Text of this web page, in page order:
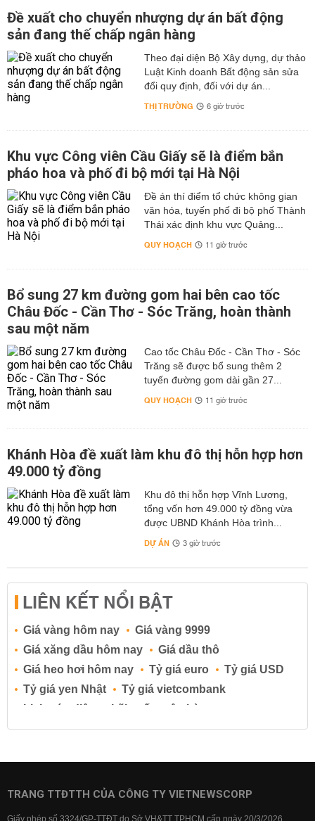
Đề xuất cho chuyển nhượng dự án bất động
sản đang thế chấp ngân hàng
Theo đại diện Bộ Xây dựng, dự thảo
Luật Kinh doanh Bất động sản sửa
đổi quy định, đối với dự án...
THỊ TRƯỜNG 6 giờ trước
Khu vực Công viên Cầu Giấy sẽ là điểm bắn
pháo hoa và phố đi bộ mới tại Hà Nội
Đề án thí điểm tổ chức không gian
văn hóa, tuyến phố đi bộ phố Thành
Thái xác định khu vực Quảng...
QUY HOẠCH 11 giờ trước
Bổ sung 27 km đường gom hai bên cao tốc
Châu Đốc - Cần Thơ - Sóc Trăng, hoàn thành
sau một năm
Cao tốc Châu Đốc - Cần Thơ - Sóc
Trăng sẽ được bổ sung thêm 2
tuyến đường gom dài gần 27...
QUY HOẠCH 11 giờ trước
Khánh Hòa đề xuất làm khu đô thị hỗn hợp hơn
49.000 tỷ đồng
Khu đô thị hỗn hợp Vĩnh Lương,
tổng vốn hơn 49.000 tỷ đồng vừa
được UBND Khánh Hòa trình...
DỰ ÁN 3 giờ trước
LIÊN KẾT NỔI BẬT
Giá vàng hôm nay
Giá vàng 9999
Giá xăng dầu hôm nay
Giá dầu thô
Giá heo hơi hôm nay
Tỷ giá euro
Tỷ giá USD
Tỷ giá yen Nhật
Tỷ giá vietcombank
Lịch cúp điện
Lãi suất ngân hàng
Lãi suất tiết kiệm
Lãi suất tiền gửi
Lãi suất ngân hàng BIDV
TRANG TTĐTTH CỦA CÔNG TY VIETNEWSCORP